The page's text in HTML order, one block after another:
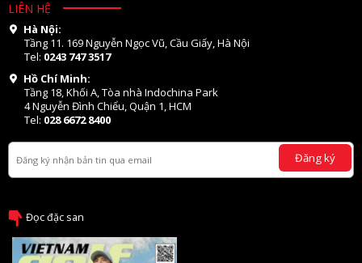
LIÊN HỆ
Hà Nội:
Tầng 11. 169 Nguyễn Ngọc Vũ, Cầu Giấy, Hà Nội
Tel: 0243 747 3517
Hồ Chí Minh:
Tầng 18, Khối A, Tòa nhà Indochina Park
4 Nguyễn Đình Chiểu, Quận 1, HCM
Tel: 028 6672 8400
Đăng ký
Đọc đặc san